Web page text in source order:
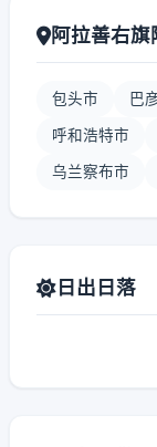
阿拉善右
包头市 巴
呼和浩特市
乌兰察布市
日出日落